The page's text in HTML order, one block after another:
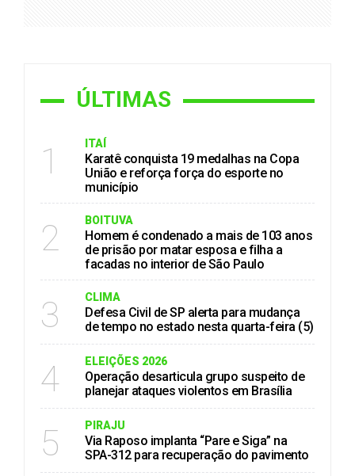
ÚLTIMAS
1 ITAÍ
Karatê conquista 19 medalhas na Copa
União e reforça força do esporte no
município
2 BOITUVA
Homem é condenado a mais de 103 anos
de prisão por matar esposa e filha a
facadas no interior de São Paulo
3 CLIMA
Defesa Civil de SP alerta para mudança
de tempo no estado nesta quarta-feira (5)
4 ELEIÇÕES 2026
Operação desarticula grupo suspeito de
planejar ataques violentos em Brasília
5 PIRAJU
Via Raposo implanta “Pare e Siga” na
SPA-312 para recuperação do pavimento